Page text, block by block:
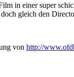
in einer super
gleich den
von http://